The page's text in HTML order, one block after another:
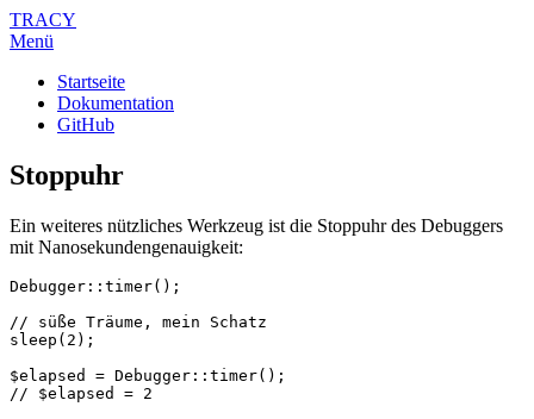
TRACY
Menü
Startseite
Dokumentation
GitHub
Stoppuhr
Ein weiteres nützliches Werkzeug ist die Stoppuhr des Debuggers
mit Nanosekundengenauigkeit:
Debugger::timer();
// süße Träume, mein Schatz
sleep(2);
$elapsed = Debugger::timer();